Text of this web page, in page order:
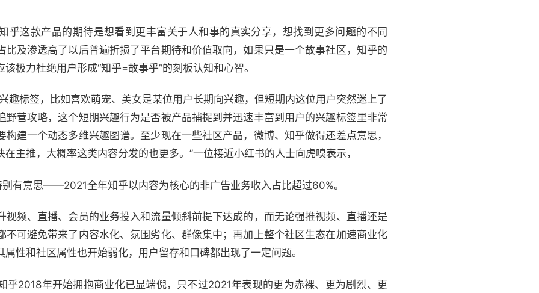
乎这款产品的期待是想看到更丰富关于人和事的真实分享，想找到更多问题的不同
比及渗透高了以后普遍折损了平台期待和价值取向，如果只是一个故事社区，知乎的
极力杜绝用户形成“知乎=故事乎”的刻板认知和心智。
趣标签，比如喜欢萌宠、美女是某位用户长期向兴趣，但短期内这位用户突然迷上了
野营攻略，这个短期兴趣行为是否被产品捕捉到并迅速丰富到用户的兴趣标签里非常
建一个动态多维兴趣图谱。至少现在一些社区产品，微博、知乎做得还差点意思，
主推，大概率这类内容分发的也更多。”一位接近小红书的人士向虎嗅表示，
别有意思——2021全年知乎以内容为核心的非广告业务收入占比超过60%。
视频、直播、会员的业务投入和流量倾斜前提下达成的，而无论强推视频、直播还是
不可避免带来了内容水化、氛围劣化、群像集中；再加上整个社区生态在加速商业化
性和社区属性也开始弱化，用户留存和口碑都出现了一定问题。
乎2018年开始拥抱商业化已显端倪，只不过2021年表现的更为赤裸、更为剧烈、更